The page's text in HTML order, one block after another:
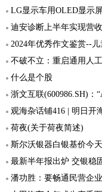
LG显示车用OLED显示屏
迪安诊断上半年实现营
2024年优秀作文鉴赏--
不破不立：重启通用人
什么是个股
浙文互联(600986.SH)：
观海杂话铺416 | 明日开
荷夜(关于荷夜简述)
斯尔沃银器白银基价今
最新半年报出炉 交银稳
潘功胜：要畅通民营企